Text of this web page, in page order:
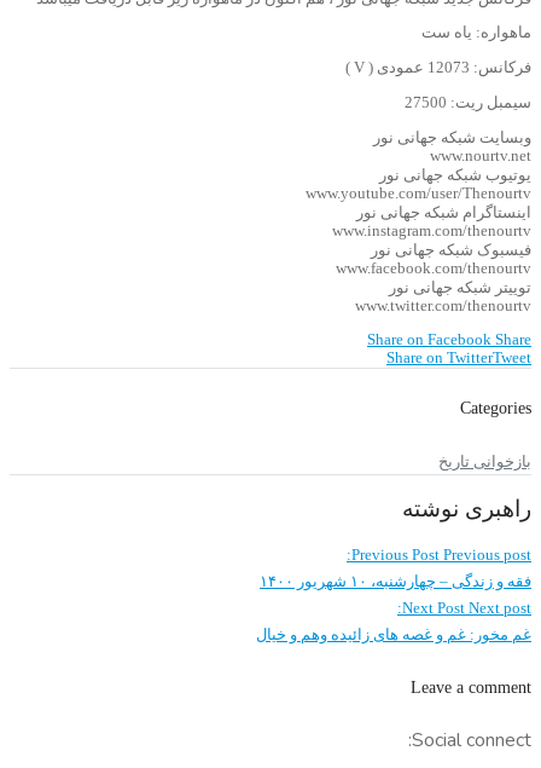
ماهواره: یاه ست
فرکانس: 12073 عمودی ( V )
سیمبل ریت: 27500
وبسایت شبکه جهانی نور
www.nourtv.net
یوتیوب شبکه جهانی نور
www.youtube.com/user/Thenourtv
اینستاگرام شبکه جهانی نور
www.instagram.com/thenourtv
فیسبوک شبکه جهانی نور
www.facebook.com/thenourtv
توییتر شبکه جهانی نور
www.twitter.com/thenourtv
Share on Facebook Share
Share on TwitterTweet
Categories
بازخوانی تاریخ
راهبری نوشته
Previous Post Previous post:
فقه و زندگی – چهارشنبه، ۱۰ شهریور ۱۴۰۰
Next Post Next post:
غم مخور: غم و غصه های زائیده وهم و خیال
Leave a comment
Social connect: